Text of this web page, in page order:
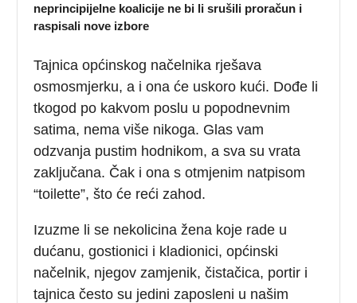
neprincipijelne koalicije ne bi li srušili proračun i
raspisali nove izbore
Tajnica općinskog načelnika rješava
osmosmjerku, a i ona će uskoro kući. Dođe li
tkogod po kakvom poslu u popodnevnim
satima, nema više nikoga. Glas vam
odzvanja pustim hodnikom, a sva su vrata
zaključana. Čak i ona s otmjenim natpisom
“toilette”, što će reći zahod.
Izuzme li se nekolicina žena koje rade u
dućanu, gostionici i kladionici, općinski
načelnik, njegov zamjenik, čistačica, portir i
tajnica često su jedini zaposleni u našim